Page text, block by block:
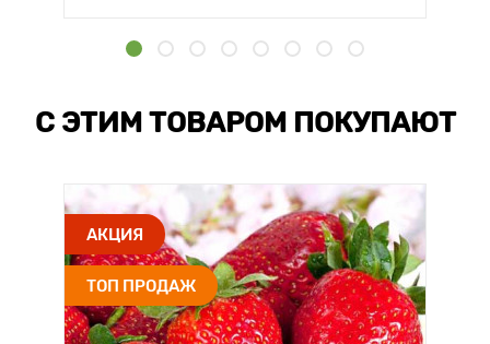
С ЭТИМ ТОВАРОМ ПОКУПАЮТ
АКЦИЯ
ТОП ПРОДАЖ